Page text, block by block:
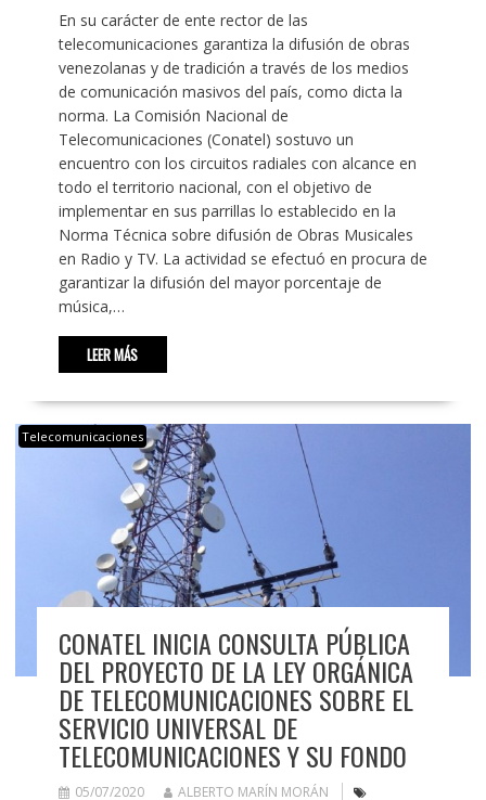
En su carácter de ente rector de las
telecomunicaciones garantiza la difusión de obras
venezolanas y de tradición a través de los medios
de comunicación masivos del país, como dicta la
norma. La Comisión Nacional de
Telecomunicaciones (Conatel) sostuvo un
encuentro con los circuitos radiales con alcance en
todo el territorio nacional, con el objetivo de
implementar en sus parrillas lo establecido en la
Norma Técnica sobre difusión de Obras Musicales
en Radio y TV. La actividad se efectuó en procura de
garantizar la difusión del mayor porcentaje de
música,…
LEER MÁS
Telecomunicaciones
CONATEL INICIA CONSULTA PÚBLICA
DEL PROYECTO DE LA LEY ORGÁNICA
DE TELECOMUNICACIONES SOBRE EL
SERVICIO UNIVERSAL DE
TELECOMUNICACIONES Y SU FONDO
05/07/2020 ALBERTO MARÍN MORÁN